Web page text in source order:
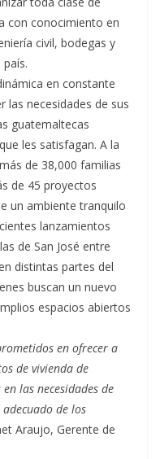
con conocimiento en
civil, bodegas y
en constante
las necesidades de sus
guatemaltecas
les satisfagan. A la
de 38,000 familias
de 45 proyectos
un ambiente tranquilo
lanzamientos
de San José entre
distintas partes del
buscan un nuevo
espacios abiertos
en ofrecer a
de vivienda de
las necesidades de
de los
Araujo, Gerente de